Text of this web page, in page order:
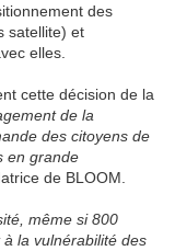
des
satellite) et
elles.
cette décision de la
de la
des citoyens de
en grande
de BLOOM.
même si 800
la vulnérabilité des